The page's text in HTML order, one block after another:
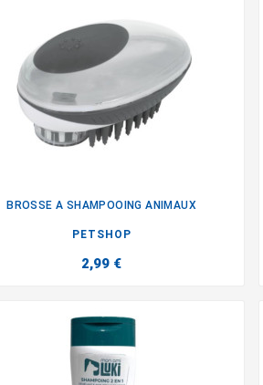
BROSSE A SHAMPOOING ANIMAUX
PETSHOP
2,99 €